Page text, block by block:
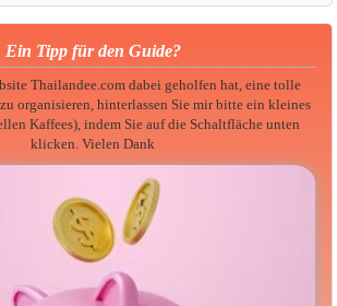
Ein Tipp für den Guide?
Thailandee.com dabei geholfen hat, eine tolle
organisieren, hinterlassen Sie mir bitte ein kleines
Kaffees), indem Sie auf die Schaltfläche unten
klicken. Vielen Dank